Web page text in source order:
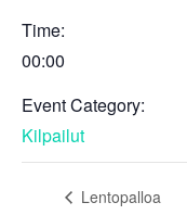
Time:
00:00
Event Category:
Kilpailut
Lentopalloa